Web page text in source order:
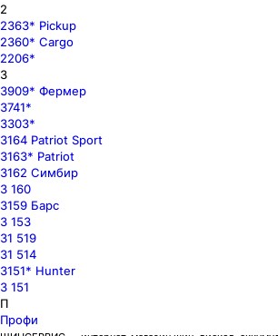
2
2363* Pickup
2360* Cargo
2206*
3
3909* Фермер
3741*
3303*
3164 Patriot Sport
3163* Patriot
3162 Симбир
3 160
3159 Барс
3 153
31 519
31 514
3151* Hunter
3 151
П
Профи